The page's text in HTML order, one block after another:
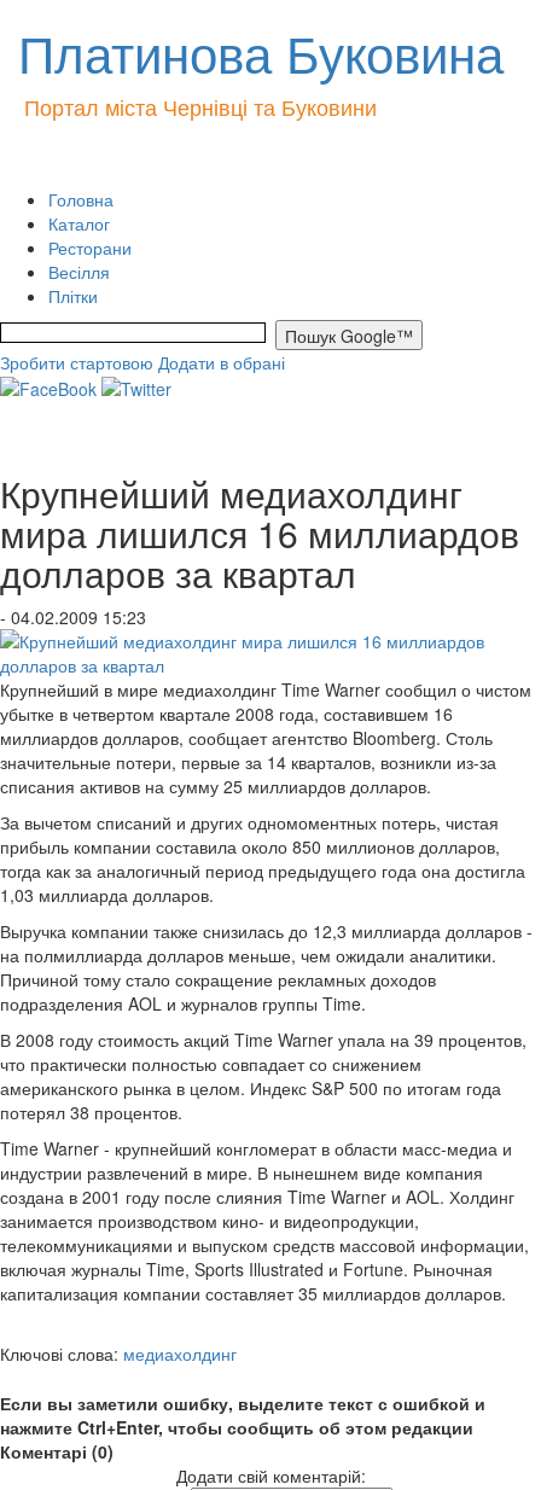
Платинова Буковина
Портал міста Чернівці та Буковини
Головна
Каталог
Ресторани
Весілля
Плітки
Зробити стартовою Додати в обрані
Крупнейший медиахолдинг
мира лишился 16 миллиардов
долларов за квартал
- 04.02.2009 15:23
Крупнейший в мире медиахолдинг Time Warner сообщил о чистом
убытке в четвертом квартале 2008 года, составившем 16
миллиардов долларов, сообщает агентство Bloomberg. Столь
значительные потери, первые за 14 кварталов, возникли из-за
списания активов на сумму 25 миллиардов долларов.
За вычетом списаний и других одномоментных потерь, чистая
прибыль компании составила около 850 миллионов долларов,
тогда как за аналогичный период предыдущего года она достигла
1,03 миллиарда долларов.
Выручка компании также снизилась до 12,3 миллиарда долларов -
на полмиллиарда долларов меньше, чем ожидали аналитики.
Причиной тому стало сокращение рекламных доходов
подразделения AOL и журналов группы Time.
В 2008 году стоимость акций Time Warner упала на 39 процентов,
что практически полностью совпадает со снижением
американского рынка в целом. Индекс S&P 500 по итогам года
потерял 38 процентов.
Time Warner - крупнейший конгломерат в области масс-медиа и
индустрии развлечений в мире. В нынешнем виде компания
создана в 2001 году после слияния Time Warner и AOL. Холдинг
занимается производством кино- и видеопродукции,
телекоммуникациями и выпуском средств массовой информации,
включая журналы Time, Sports Illustrated и Fortune. Рыночная
капитализация компании составляет 35 миллиардов долларов.
Ключові слова: медиахолдинг
Если вы заметили ошибку, выделите текст с ошибкой и
нажмите Ctrl+Enter, чтобы сообщить об этом редакции
Коментарі (0)
Додати свій коментарій: